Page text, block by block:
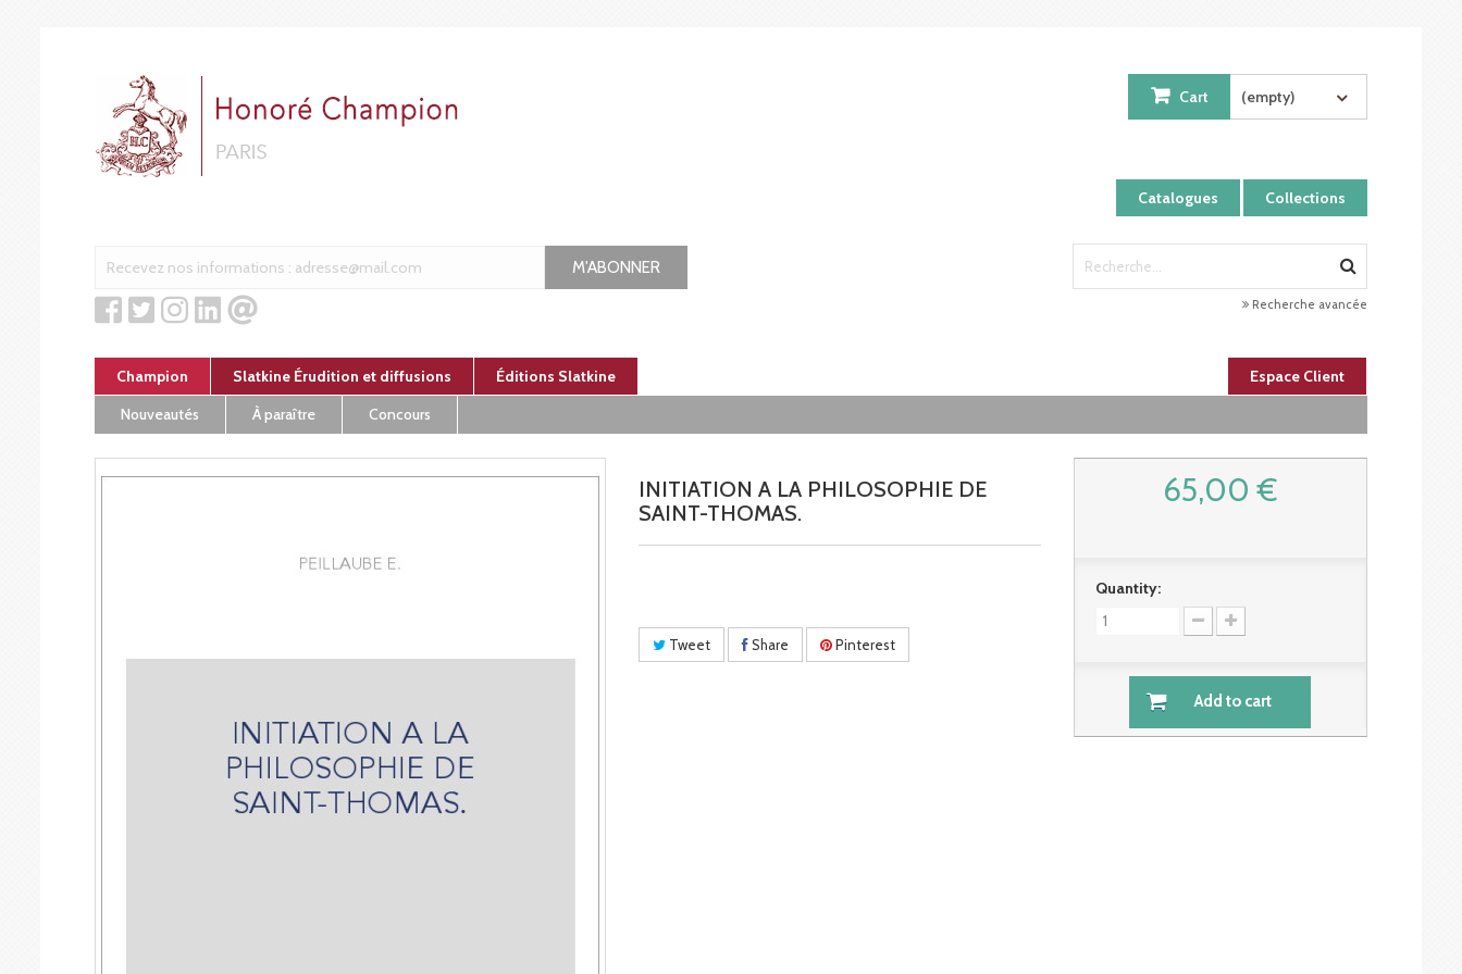
Catalogues Collections
Cart (empty)
M'ABONNER
Recherche avancée
Champion Slatkine Érudition et diffusions Éditions Slatkine
Espace Client
Nouveautés
À paraître Concours
INITIATION A LA PHILOSOPHIE DE
SAINT-THOMAS.
Tweet Share Pinterest
65,00 €
Quantity:
Add to cart